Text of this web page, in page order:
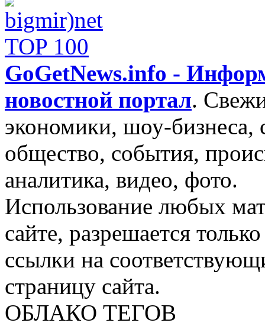
GoGetNews.info -
новостной портал.
экономики, шоу-бизнеса,
общество, события,
аналитика, видео, фото.
Использование любых
сайте, разрешается
ссылки на
страницу сайта.
ОБЛАКО ТЕГОВ